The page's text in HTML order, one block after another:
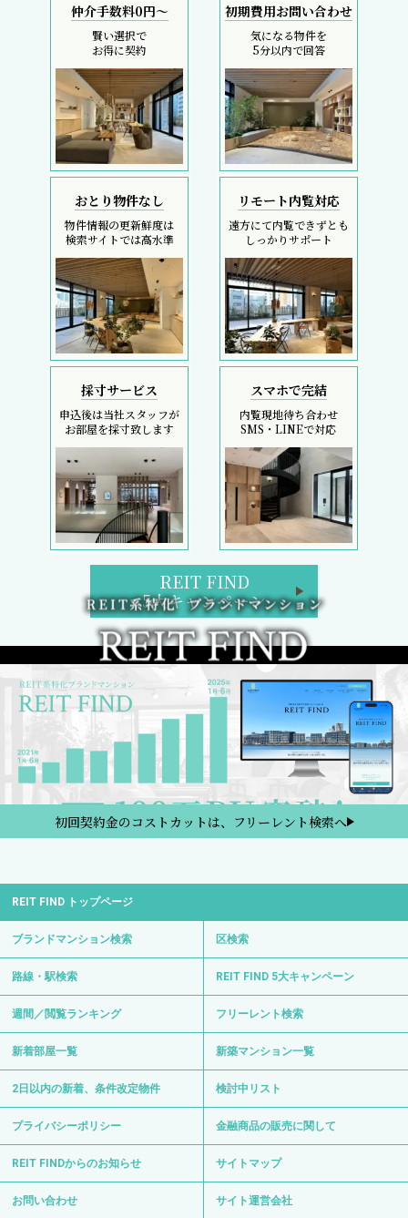
仲介手数料0円～
賢い選択で
お得に契約
初期費用お問い合わせ
気になる物件を
5分以内で回答
おとり物件なし
物件情報の更新鮮度は
検索サイトでは高水準
リモート内覧対応
遠方にて内覧できずとも
しっかりサポート
採寸サービス
申込後は当社スタッフが
お部屋を採寸致します
スマホで完結
内覧現地待ち合わせ
SMS・LINEで対応
REIT FIND
5大キャンペーン
初回契約金のコストカットは、フリーレント検索へ
REIT FIND トップページ
ブランドマンション検索 区検索
路線・駅検索 REIT FIND 5大キャンペーン
週間／閲覧ランキング フリーレント検索
新着部屋一覧 新築マンション一覧
2日以内の新着、条件改定物件 検討中リスト
プライバシーポリシー 金融商品の販売に関して
REIT FINDからのお知らせ サイトマップ
お問い合わせ サイト運営会社